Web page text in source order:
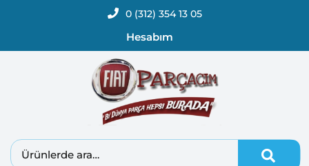
0 (312) 354 13 05
Hesabım